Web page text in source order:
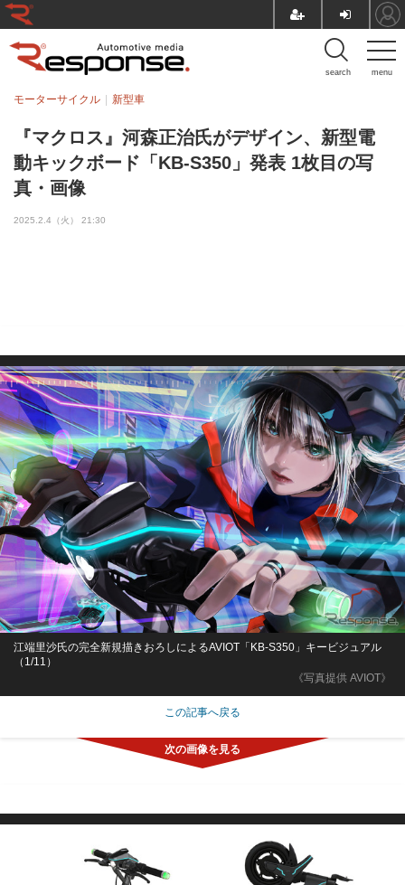
menu
search
『マクロス』河森正治氏がデザイン、新型電
動キックボード「KB-S350」発表 1枚目の写
真・画像
モーターサイクル 新型車
2025.2.4（火） 21:30
《写真提供 AVIOT》
江端里沙氏の完全新規描きおろしによるAVIOT「KB-S350」キービジュアル
（1/11）
この記事へ戻る